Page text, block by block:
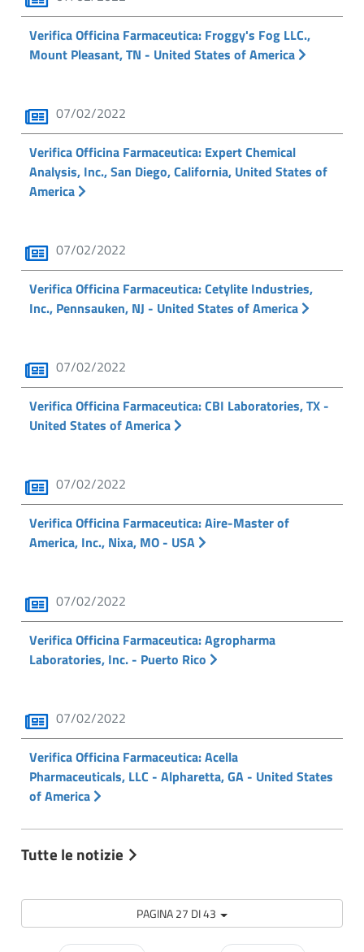
Verifica Officina Farmaceutica: Froggy's Fog LLC.,
Mount Pleasant, TN - United States of America
07/02/2022
Verifica Officina Farmaceutica: Expert Chemical
Analysis, Inc., San Diego, California, United States of
America
07/02/2022
Verifica Officina Farmaceutica: Cetylite Industries,
Inc., Pennsauken, NJ - United States of America
07/02/2022
Verifica Officina Farmaceutica: CBI Laboratories, TX -
United States of America
07/02/2022
Verifica Officina Farmaceutica: Aire-Master of
America, Inc., Nixa, MO - USA
07/02/2022
Verifica Officina Farmaceutica: Agropharma
Laboratories, Inc. - Puerto Rico
07/02/2022
Verifica Officina Farmaceutica: Acella
Pharmaceuticals, LLC - Alpharetta, GA - United States
of America
Tutte le notizie
PAGINA 27 DI 43